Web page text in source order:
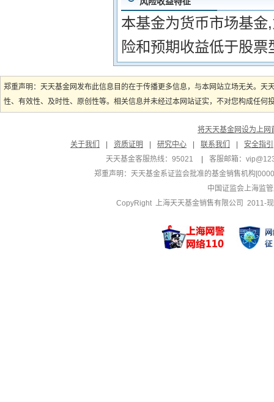
本基金为货币市场基
险和预期收益低于股
郑重声明：天天基金网发布此信息目的在于传播更多信息，与本网站立场无关。
性、有效性、及时性、原创性等。相关信息并未经过本网站证实，不对您构成任
将天天基金网设为上网
关于我们
资质证明 研究中心 联系我们
安全指引
天天基金客服热线：95021
客服邮箱：
郑重声明： 天天基金系证监会批准的基金销售机构
中国证监会上海监
CopyRight 上海天天基金销售有限公司 2011-